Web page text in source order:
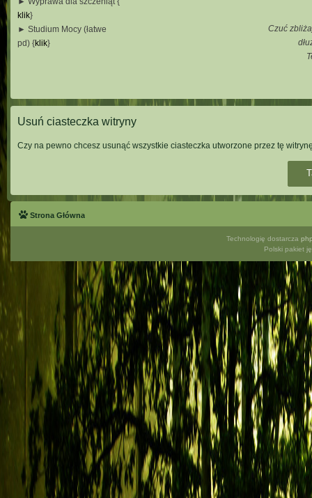
klik}
► Studium Mocy (łatwe
pd) {klik}
Czuć
Usuń ciasteczka witryny
Czy na pewno chcesz usunąć wszystkie ciasteczka utworzone przez tę
Strona Główna
Technologię dostarcza
Polski pakiet